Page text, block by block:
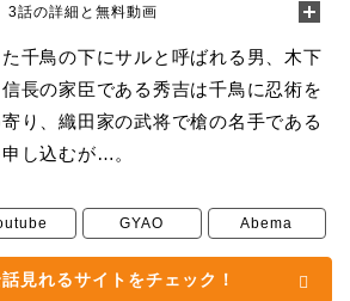
3話の詳細と無料動画
千鳥の下にサルと呼ばれる男、木下
長の家臣である秀吉は千鳥に忍術を
り、織田家の武将で槍の名手である
し込むが…。
GYAO Abema
見れるサイトをチェック！